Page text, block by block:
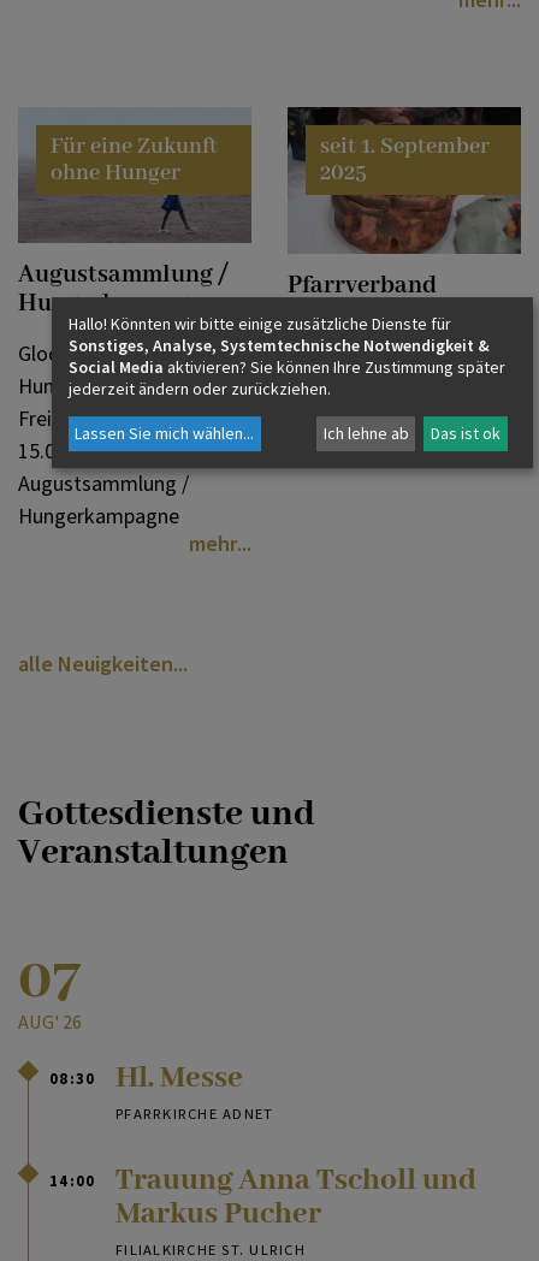
Für eine Zukunft
ohne Hunger
Augustsammlung /
Hungerkampagne
Glockenläuten gegen den
Hunger - Aktionstag am
Freitag, dem 31. Juli, um
15.00 Uhr Caritas
Augustsammlung /
Hungerkampagne
mehr
seit 1. September
2025
Pfarrverband
Tennengau Mitte
Seit 1. September 2025
neuer Pfarrverband
"Tennengau Mitte"
mehr
alle Neuigkeiten
Gottesdienste und
Veranstaltungen
07
AUG' 26
08:30 Hl. Messe
PFARRKIRCHE ADNET
14:00
Trauung Anna Tscholl und
Markus Pucher
FILIALKIRCHE ST. ULRICH
Hallo! Könnten wir bitte einige zusätzliche Dienste für
Sonstiges, Analyse, Systemtechnische Notwendigkeit &
Social Media aktivieren? Sie können Ihre Zustimmung später
jederzeit ändern oder zurückziehen.
Lassen Sie mich wählen... Ich lehne ab Das ist ok